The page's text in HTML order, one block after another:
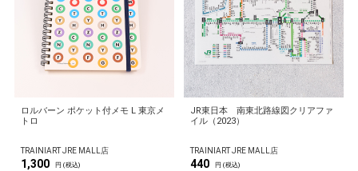
ロルバーン ポケット付メモ L 東京メ
トロ
TRAINIART JRE MALL店
1,300 円 (税込)
JR東日本 南東北路線図クリアファ
イル（2023）
TRAINIART JRE MALL店
440 円 (税込)